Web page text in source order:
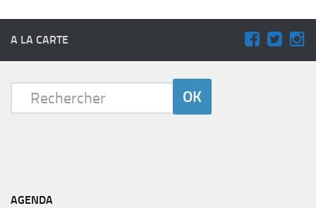
A LA CARTE
AGENDA